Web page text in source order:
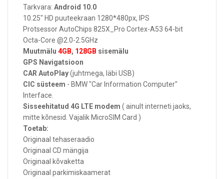
Tarkvara: Android 10.0
10.25" HD puuteekraan 1280*480px, IPS
Protsessor AutoChips 825X_Pro Cortex-A53 64-bit
Octa-Core @2.0-2.5GHz
Muutmälu 4GB, 128GB sisemälu
GPS Navigatsioon
CAR AutoPlay(juhtmega, läbi USB)
CIC süsteem - BMW "Car Information Computer"
Interface.
Sisseehitatud 4G LTE modem ( ainult interneti jaoks,
mitte kõnesid. Vajalik MicroSIM Card )
Toetab:
Originaal tehaseraadio
Originaal CD mängija
Originaal kõvaketta
Originaal parkimiskaamerat